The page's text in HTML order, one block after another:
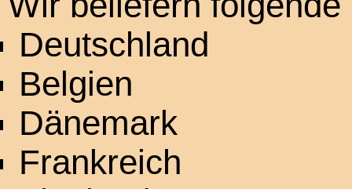
Deutschland
Belgien
Dänemark
Frankreich